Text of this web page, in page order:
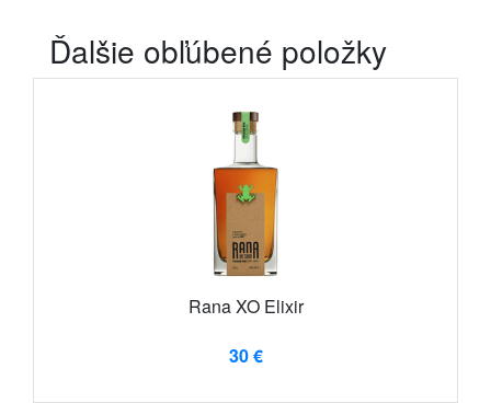
Ďalšie obľúbené položky
Rana XO Elixir
30 €